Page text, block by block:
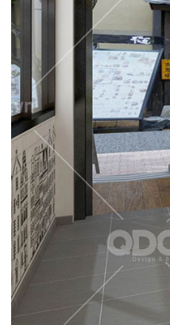
HẢI SẢN
ngũ thiết kế QDC đã khéo
cách Địa Trung Hải với
của
Chi tiết